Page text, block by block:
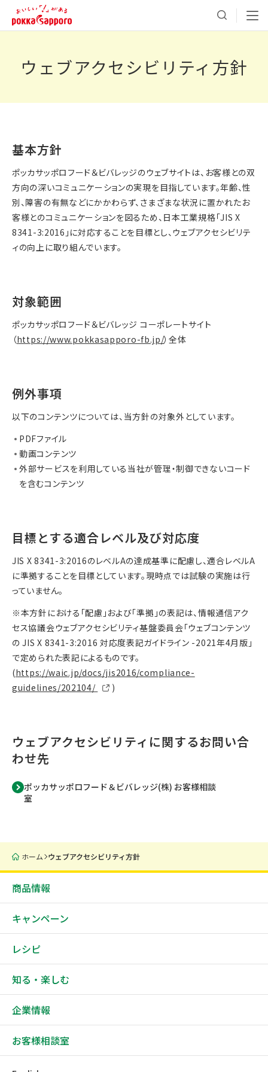
ウェブアクセシビリティ方針
基本方針
ポッカサッポロフード＆ビバレッジのウェブサイトは、お客様との双
方向の深いコミュニケーションの実現を目指しています。年齢、性
別、障害の有無などにかかわらず、さまざまな状況に置かれたお
客様とのコミュニケーションを図るため、日本工業規格「JIS X
8341-3:2016」に対応することを目標とし、ウェブアクセシビリテ
ィの向上に取り組んでいます。
対象範囲
ポッカサッポロフード＆ビバレッジ コーポレートサイト
（https://www.pokkasapporo-fb.jp/）全体
例外事項
以下のコンテンツについては、当方針の対象外としています。
PDFファイル
動画コンテンツ
外部サービスを利用している当社が管理・制御できないコード
を含むコンテンツ
目標とする適合レベル及び対応度
JIS X 8341-3:2016のレベルAの達成基準に配慮し、適合レベルA
に準拠することを目標としています。現時点では試験の実施は行
っていません。
※本方針における「配慮」および「準拠」の表記は、情報通信アク
セス協議会ウェブアクセシビリティ基盤委員会「ウェブコンテンツ
の JIS X 8341-3:2016 対応度表記ガイドライン -2021年4月版」
で定められた表記によるものです。
(https://waic.jp/docs/jis2016/compliance-
guidelines/202104/
)
ウェブアクセシビリティに関するお問い合
わせ先
ポッカサッポロフード＆ビバレッジ(株) お客様相談
室
ホーム ウェブアクセシビリティ方針
商品情報
キャンペーン
レシピ
知る・楽しむ
企業情報
お客様相談室